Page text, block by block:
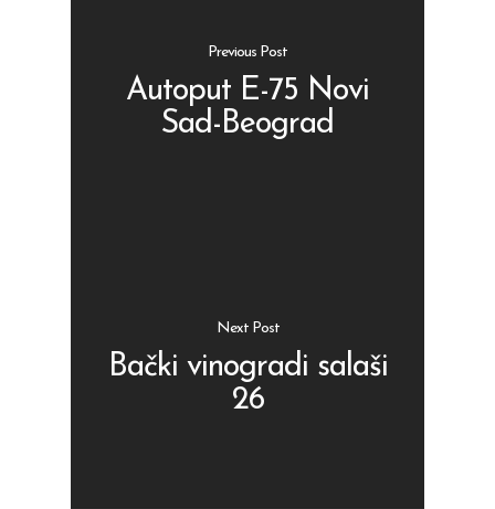
Previous Post
Autoput E-75 Novi
Sad-Beograd
Next Post
Bački vinogradi salaši
26
Sušeno Voće